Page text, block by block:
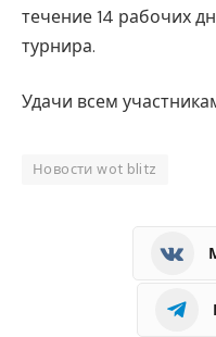
течение 14 рабочих
турнира.
Удачи всем
Новости wot blitz